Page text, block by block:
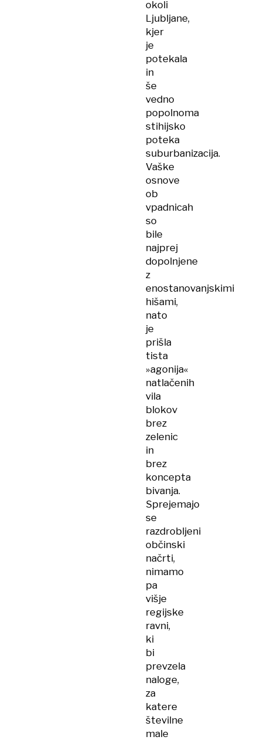
okoli
Ljubljane,
kjer
je
potekala
in
še
vedno
popolnoma
stihijsko
poteka
suburbanizacija.
Vaške
osnove
ob
vpadnicah
so
bile
najprej
dopolnjene
z
enostanovanjskimi
hišami,
nato
je
prišla
tista
»agonija«
natlačenih
vila
blokov
brez
zelenic
in
brez
koncepta
bivanja.
Sprejemajo
se
razdrobljeni
občinski
načrti,
nimamo
pa
višje
regijske
ravni,
ki
bi
prevzela
naloge,
za
katere
številne
male